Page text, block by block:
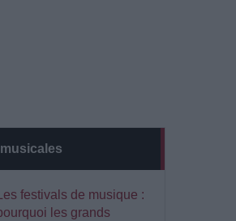
Les festivals de musique :
les grands